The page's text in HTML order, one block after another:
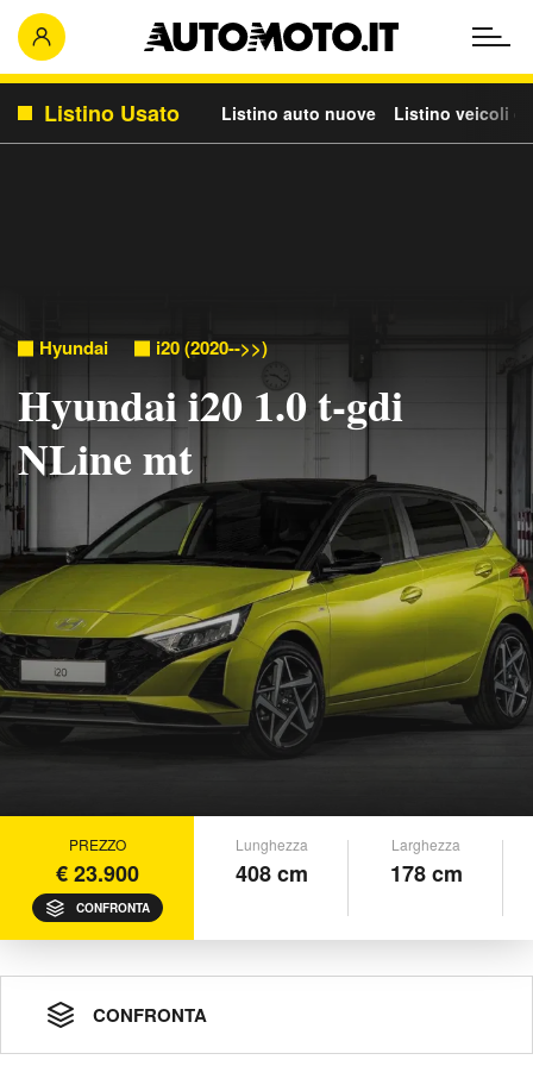
Listino Usato Listino auto nuove Listino veicoli
Hyundai i20 (2020-->>)
Hyundai i20 1.0 t-gdi
NLine mt
PREZZO
€ 23.900
CONFRONTA
Lunghezza
408 cm
Larghezza
178 cm
CONFRONTA